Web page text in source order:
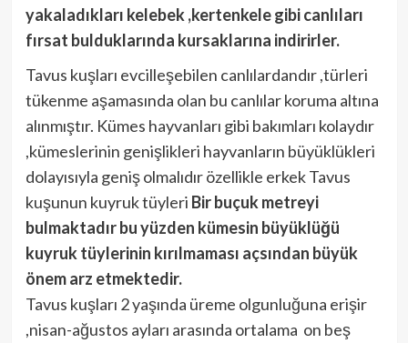
yakaladıkları kelebek ,kertenkele gibi canlıları
fırsat bulduklarında kursaklarına indirirler.
Tavus kuşları evcilleşebilen canlılardandır ,türleri
tükenme aşamasında olan bu canlılar koruma altına
alınmıştır. Kümes hayvanları gibi bakımları kolaydır
,kümeslerinin genişlikleri hayvanların büyüklükleri
dolayısıyla geniş olmalıdır özellikle erkek Tavus
kuşunun kuyruk tüyleri Bir buçuk metreyi
bulmaktadır bu yüzden kümesin büyüklüğü
kuyruk tüylerinin kırılmaması açsından büyük
önem arz etmektedir.
Tavus kuşları 2 yaşında üreme olgunluğuna erişir
,nisan-ağustos ayları arasında ortalama on beş